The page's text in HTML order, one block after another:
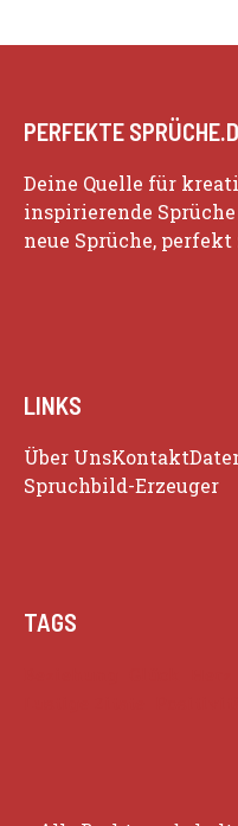
PERFEKTE
Deine Quelle für
inspirierende
neue Sprüche,
LINKS
Über UnsKontakt
Spruchbild-Erzeuger
TAGS